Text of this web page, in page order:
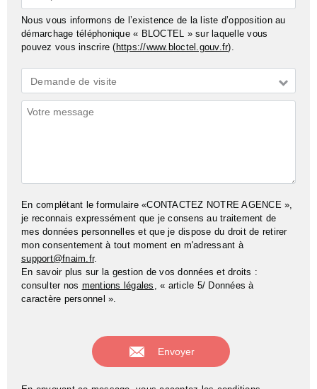
Nous vous informons de l’existence de la liste d’opposition au
démarchage téléphonique « BLOCTEL » sur laquelle vous
pouvez vous inscrire ( https://www.bloctel.gouv.fr).
Demande
*
Demande de visite
Commentaires
En complétant le formulaire «CONTACTEZ NOTRE AGENCE »,
je reconnais expressément que je consens au traitement de
mes données personnelles et que je dispose du droit de retirer
mon consentement à tout moment en m'adressant à
support@fnaim.fr.
En savoir plus sur la gestion de vos données et droits :
consulter nos mentions légales , « article 5/ Données à
caractère personnel ».